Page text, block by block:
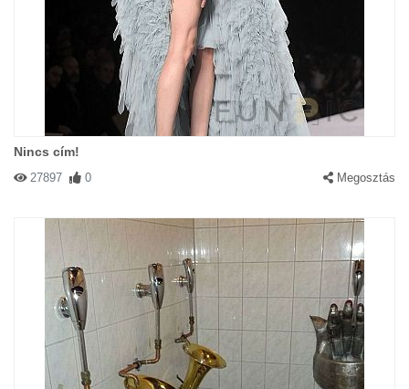
Nincs cím!
27897 0 Megosztás